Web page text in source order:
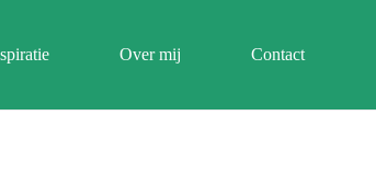
Over mij Contact